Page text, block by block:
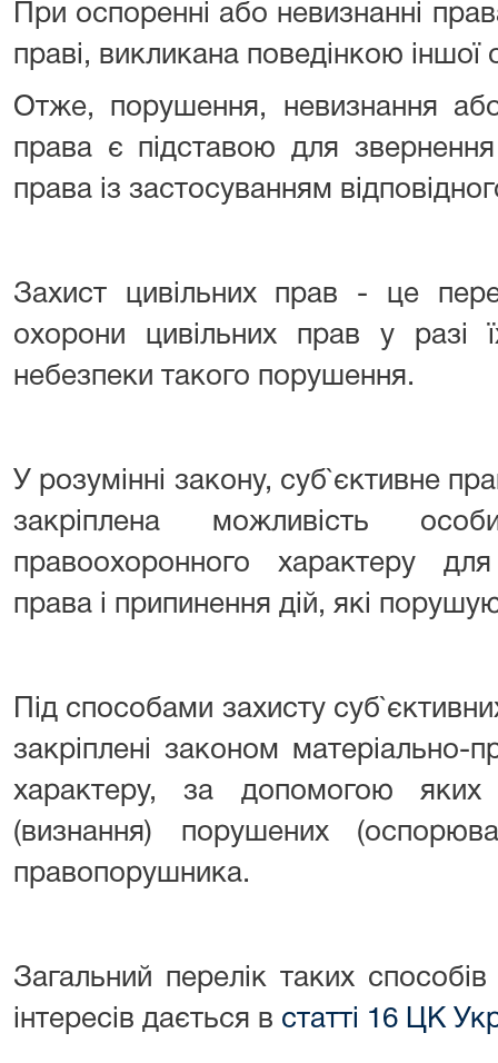
При оспоренні або невизнанні
праві, викликана поведінкою іншої
Отже, порушення, невизнання
права є підставою для
права із застосуванням
Захист цивільних прав - це
охорони цивільних прав у разі
небезпеки такого порушення.
У розумінні закону, суб`єктивне
закріплена можливість
правоохоронного характеру
права і припинення дій, які
Під способами захисту
закріплені законом матеріально-
характеру, за допомогою яких
(визнання) порушених
правопорушника.
Загальний перелік таких
інтересів дається в статті 16 ЦК